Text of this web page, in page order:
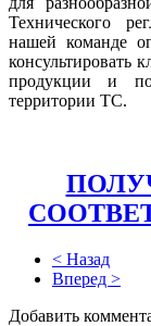
Технического
нашей команде
консультировать
продукции и
территории ТС.
< Назад
Вперед >
Добавить